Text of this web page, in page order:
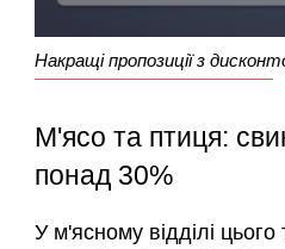
Накращі пропозиції з
М'ясо та птиця:
понад 30%
У м'ясному відділі цього